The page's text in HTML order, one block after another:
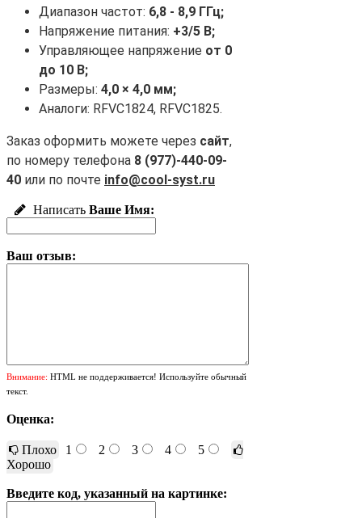
Диапазон частот: 6,8 - 8,9 ГГц;
Напряжение питания: +3/5 В;
Управляющее напряжение от 0
до 10 В;
Размеры: 4,0 × 4,0 мм;
Аналоги: RFVC1824, RFVC1825.
Заказ оформить можете через сайт,
по номеру телефона 8 (977)-440-09-
40 или по почте info@cool-syst.ru
Написать Ваше Имя:
Ваш отзыв:
Внимание: HTML не поддерживается! Используйте обычный
текст.
Оценка:
Плохо 1 2 3 4
5
Хорошо
Введите код, указанный на картинке: